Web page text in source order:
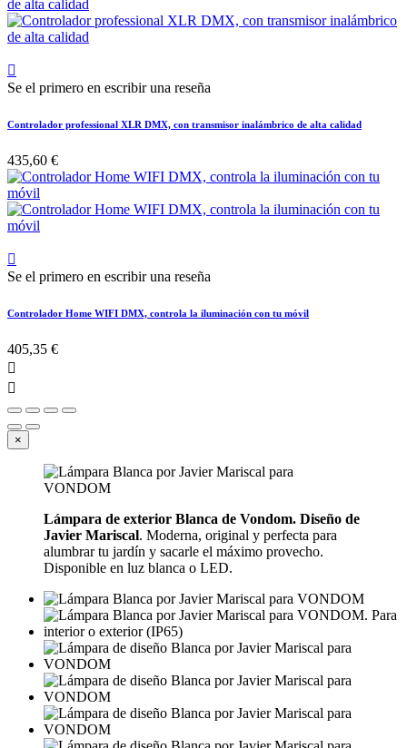

Se el primero en escribir una reseña
Controlador professional XLR DMX, con transmisor inalámbrico de alta calidad
435,60 €

Se el primero en escribir una reseña
Controlador Home WIFI DMX, controla la iluminación con tu móvil
405,35 €


×
Lámpara de exterior Blanca de Vondom. Diseño de
Javier Mariscal. Moderna, original y perfecta para
alumbrar tu jardín y sacarle el máximo provecho.
Disponible en luz blanca o LED.